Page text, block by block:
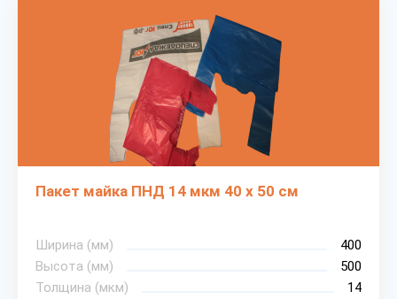
Пакет майка ПНД 14 мкм 40 х 50 см
Ширина (мм)
400
Высота (мм)
500
Толщина (мкм)
14